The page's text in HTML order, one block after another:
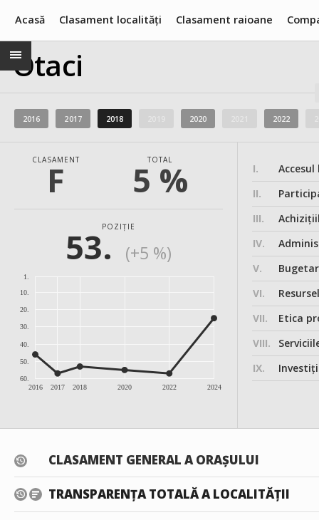
Acasă Clasament localități Clasament raioane
Otaci
2016 2017 2018 2020 2022
CLASAMENT
F TOTAL
5 %
POZIȚIE
53. (+5 %)
2016 2017 2018 2020 2022 2024
1.
10.
20.
30.
40.
50.
60.
I.
II.
III.
IV.
V.
VI.
VII.
Etica
VIII.
IX.
Investițiile,
CLASAMENT GENERAL A ORAȘULUI
TRANSPARENȚA TOTALĂ A LOCALITĂȚII